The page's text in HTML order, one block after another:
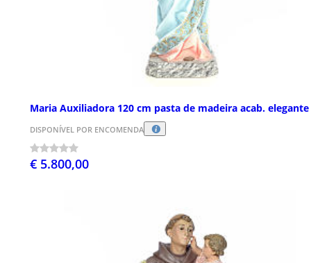
Maria Auxiliadora 120 cm pasta de madeira acab. elegante
DISPONÍVEL POR ENCOMENDA
€ 5.800,00